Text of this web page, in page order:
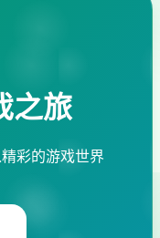
之旅
彩的游戏世界